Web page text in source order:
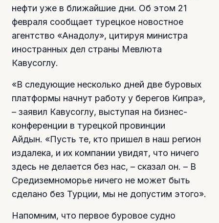
нефти уже в ближайшие дни. Об этом 21
февраля сообщает турецкое новостное
агентство «Анадолу», цитируя министра
иностранных дел страны Мевлюта
Кавусоглу.
«В следующие несколько дней две буровых
платформы начнут работу у берегов Кипра»,
– заявил Кавусоглу, выступая на бизнес-
конференции в турецкой провинции
Айдын. «Пусть те, кто пришел в наш регион
издалека, и их компании увидят, что ничего
здесь не делается без нас, – сказал он. – В
Средиземноморье ничего не может быть
сделано без Турции, мы не допустим этого».
Напомним, что первое буровое судно